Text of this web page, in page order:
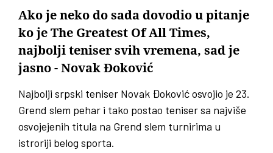
Ako je neko do sada dovodio u pitanje
ko je The Greatest Of All Times,
najbolji teniser svih vremena, sad je
jasno - Novak Đoković
Najbolji srpski teniser Novak Đoković osvojio je 23.
Grend slem pehar i tako postao teniser sa najviše
osvojejenih titula na Grend slem turnirima u
istroriji belog sporta.